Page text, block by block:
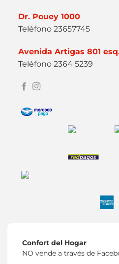
Dr. Pouey 1000
Teléfono 23657745
Avenida Artigas 801
Teléfono 2364 5239
Confort del Hogar
NO vende a través de